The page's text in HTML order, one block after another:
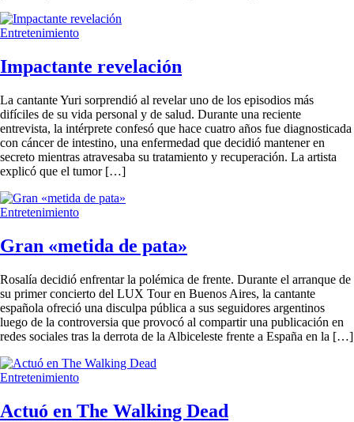
Entretenimiento
Impactante revelación
La cantante Yuri sorprendió al revelar uno de los episodios más
difíciles de su vida personal y de salud. Durante una reciente
entrevista, la intérprete confesó que hace cuatro años fue diagnosticada
con cáncer de intestino, una enfermedad que decidió mantener en
secreto mientras atravesaba su tratamiento y recuperación. La artista
explicó que el tumor […]
Entretenimiento
Gran «metida de pata»
Rosalía decidió enfrentar la polémica de frente. Durante el arranque de
su primer concierto del LUX Tour en Buenos Aires, la cantante
española ofreció una disculpa pública a sus seguidores argentinos
luego de la controversia que provocó al compartir una publicación en
redes sociales tras la derrota de la Albiceleste frente a España en la […]
Entretenimiento
Actuó en The Walking Dead